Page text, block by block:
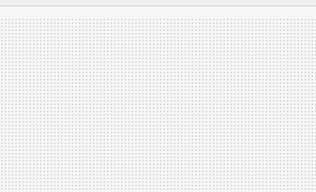
FACEBOOKTWITTERFLIPBOARD
E-
MAIL
WHATSAPP